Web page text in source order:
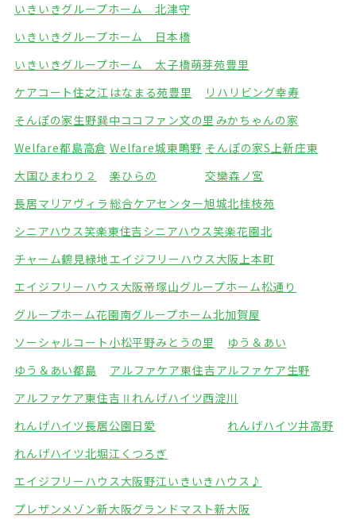
いきいきグループホーム 北津守
いきいきグループホーム 日本橋
いきいきグループホーム 太子橋萌芽苑豊里
ケアコート住之江 はなまる苑豊里
リハリビング幸寿
そんぽの家生野巽中ココファン文の里 みかちゃんの家
Welfare都島高倉 Welfare城東鴫野 そんぽの家S上新庄東
大国ひまわり２
楽ひらの
交欒森ノ宮
長居マリアヴィラ 総合ケアセンター旭城北桂枝苑
シニアハウス笑楽東住吉シニアハウス笑楽花園北
チャーム鶴見緑地エイジフリーハウス大阪上本町
エイジフリーハウス大阪帝塚山グループホーム松通り
グループホーム花園南グループホーム北加賀屋
ソーシャルコート小松平野みとうの里
ゆう＆あい
ゆう＆あい都島
アルファケア東住吉アルファケア生野
アルファケア東住吉Ⅱ れんげハイツ西淀川
れんげハイツ長居公園日愛
れんげハイツ井高野
れんげハイツ北堀江 くつろぎ
エイジフリーハウス大阪野江いきいきハウス♪
プレザンメゾン新大阪グランドマスト新大阪